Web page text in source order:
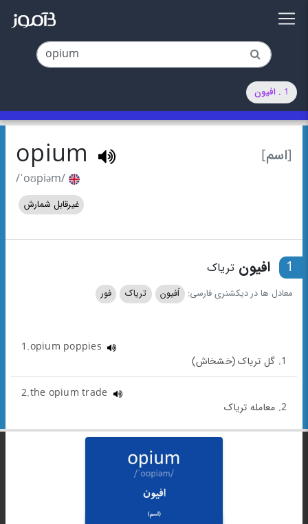
1 . افیون
[اسم] opium
/ˈoʊpiəm/
غیرقابل شمارش
1 افیون تریاک
معادل ها در دیکشنری فارسی: اَفیون تریاک فور
1.opium poppies
1. گل تریاک (خشخاش)
2.the opium trade
2. معامله تریاک